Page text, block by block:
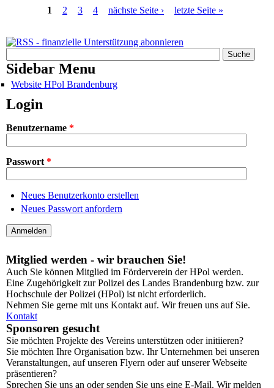
1 2 3 4 nächste Seite › letzte Seite »
Sidebar Menu
Website HPol Brandenburg
Login
Benutzername *
Passwort *
Neues Benutzerkonto erstellen
Neues Passwort anfordern
Mitglied werden - wir brauchen Sie!
Auch Sie können Mitglied im Förderverein der HPol werden.
Eine Zugehörigkeit zur Polizei des Landes Brandenburg bzw. zur
Hochschule der Polizei (HPol) ist nicht erforderlich.
Nehmen Sie gerne mit uns Kontakt auf. Wir freuen uns auf Sie.
Kontakt
Sponsoren gesucht
Sie möchten Projekte des Vereins unterstützen oder initiieren?
Sie möchten Ihre Organisation bzw. Ihr Unternehmen bei unseren
Veranstaltungen, auf unseren Flyern oder auf unserer Webseite
präsentieren?
Sprechen Sie uns an oder senden Sie uns eine E-Mail. Wir melden